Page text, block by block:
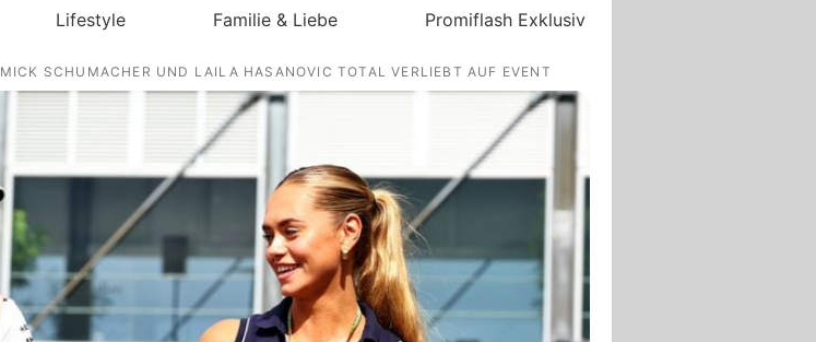
Royals
Filme & Serien
Familie & Liebe
Promiflash Exklusiv
Lifestyle Familie & Liebe Promiflash Exklusiv
MICK SCHUMACHER UND LAILA HASANOVIC TOTAL VERLIEBT AUF EVENT